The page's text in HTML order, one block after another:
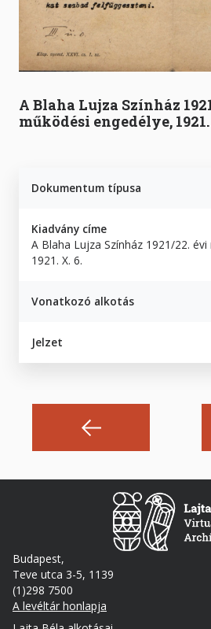
A Blaha Lujza Színház
működési engedélye, 1921.
Dokumentum típusa
Kiadvány címe
A Blaha Lujza Színház 1921/22.
1921. X. 6.
Vonatkozó alkotás
Jelzet
Budapest,
Teve utca 3-5, 1139
(1)298 7500
A levéltár honlapja
Footer